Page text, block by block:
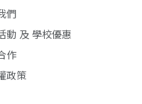
們
動 及 學校優惠
作
政策